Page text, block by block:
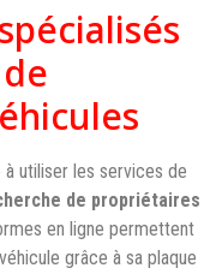
utiliser les services de
de propriétaires
en ligne permettent
grâce à sa plaque